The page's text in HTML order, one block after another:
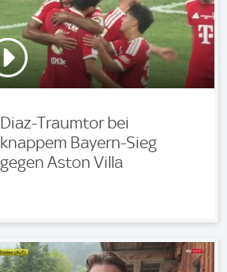
Diaz-Traumtor bei
knappem Bayern-Sieg
gegen Aston Villa